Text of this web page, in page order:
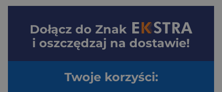
Dołącz do Znak
i oszczędzaj na dostawie!
Twoje korzyści: